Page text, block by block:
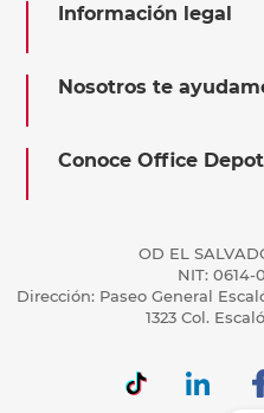
Información legal
Nosotros te
Conoce Office Depot
OD EL
NIT: 0614-
Dirección: Paseo General
1323 Col.